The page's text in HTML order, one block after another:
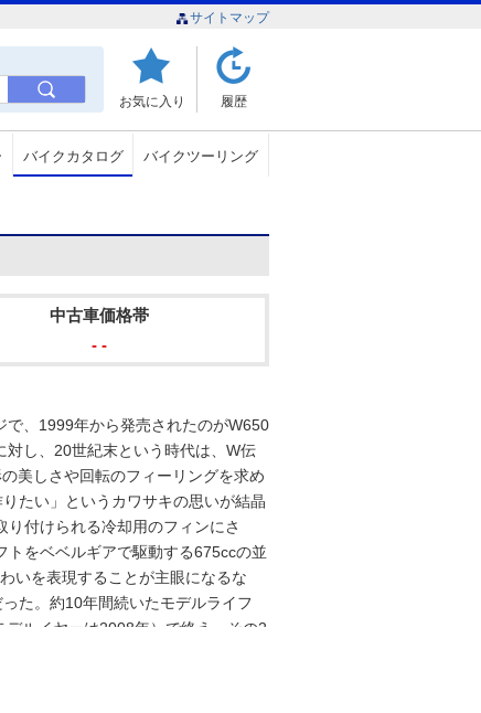
サイトマップ
お気に入り 履歴
バイクカタログ バイクツーリング
中古車価格帯
- -
、1999年から発売されたのがW650
し、20世紀末という時代は、W伝
美しさや回転のフィーリングを求め
たい」というカワサキの思いが結晶
付けられる冷却用のフィンにさ
トをベベルギアで駆動する675ccの並
いを表現することが主眼になるな
た。約10年間続いたモデルライフ
ルイヤーは2008年）で終え、その2